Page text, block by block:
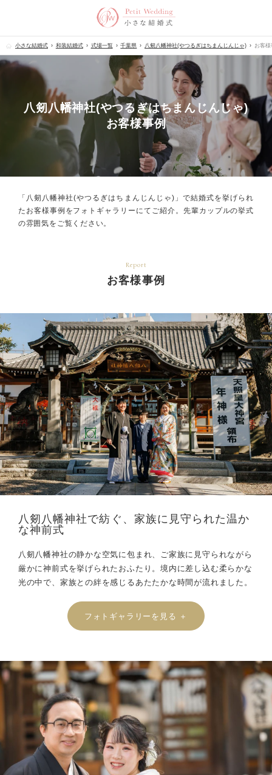
小さな結婚式 和装結婚式 式場一覧 千葉県 八剱八幡神社(やつるぎはちまんじんじゃ) お客様
八剱八幡神社(やつるぎはちまんじんじゃ)
お客様事例
「八剱八幡神社(やつるぎはちまんじんじゃ)」で結婚式を挙げられ
た お客様事例をフォトギャラリーにてご紹介。 先輩カップルの挙式
の雰囲気をご覧ください。
Report
お客様事例
八剱八幡神社で紡ぐ、家族に見守られた温か
な神前式
八剱八幡神社の静かな空気に包まれ、ご家族に見守られながら
厳かに神前式を挙げられたおふたり。境内に差し込む柔らかな
光の中で、家族との絆を感じるあたたかな時間が流れました。
フォトギャラリーを見る ＋